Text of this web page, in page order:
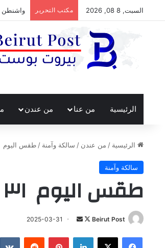
السبت, 8 08, 2026 مكتب التحرير واشنطن
الرئيسية من عنا من عندن
الرئيسية / من عندن / سالكة وآمنة / طقس اليوم ٣١ آذار
سالكة وآمنة
طقس اليوم ٣١ آذار
Beirut Post
تابع
X
أرسل
إلكترونيا
2025-03-31
فيسبوك ‫X لينكدإن بينتيريست
‏Reddit
‏VKontakte